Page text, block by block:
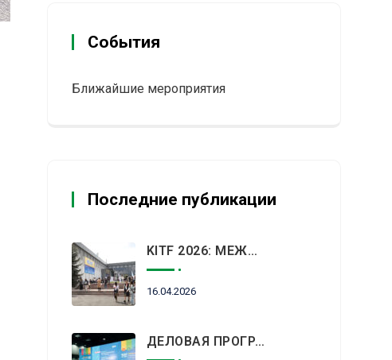
События
Ближайшие мероприятия
Последние публикации
KITF 2026: МЕЖДУНАРОДНЫЙ ТУРИСТИЧЕСКИЙ РЫНОК ВСТРЕТИТСЯ В АЛМАТЫ
16.04.2026
ДЕЛОВАЯ ПРОГРАММА KITF 2026: ВАЖНЕЙШИЕ АСПЕКТЫ РЫНКА ТУРИЗМА В НОВОЙ РЕАЛЬНОСТИ ОБСУДЯТ В АЛМАТЫ